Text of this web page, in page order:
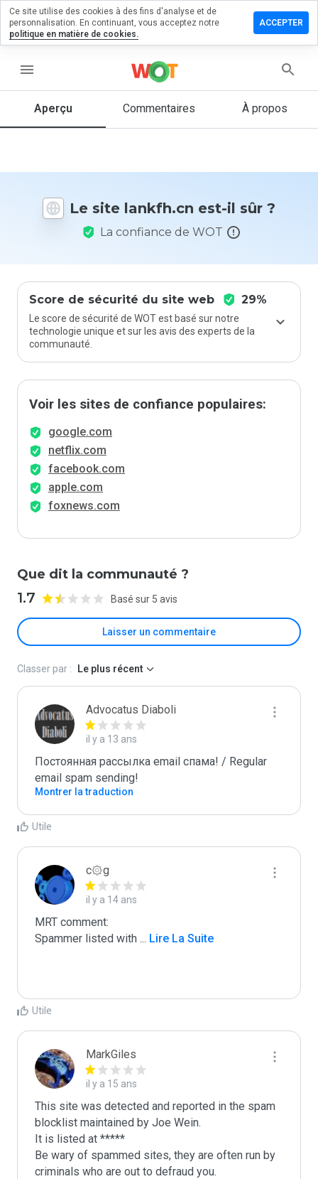
menu
Aperçu Commentaires À propos
Le site lankfh.cn est-il sûr ?
La confiance de WOT
Score de sécurité du site web 29%
Le score de sécurité de WOT est basé sur notre
technologie unique et sur les avis des experts de la
communauté.
Voir les sites de confiance populaires:
google.com
netflix.com
facebook.com
apple.com
foxnews.com
Que dit la communauté ?
1.7 Basé sur 5 avis
Laisser un commentaire
un
Quelle
donneriez-
Classer par : Le plus récent
Advocatus Diaboli
il y a 13 ans
Постоянная рассылка email спама! / Regular
email spam sending!
Montrer la traduction
Utile
c۞g
il y a 14 ans
MRT comment:
Spammer listed with ... Lire La Suite
Utile
MarkGiles
il y a 15 ans
This site was detected and reported in the spam
blocklist maintained by Joe Wein.
It is listed at *****
Be wary of spammed sites, they are often run by
criminals who are out to defraud you.
Ce site utilise des cookies à des fins d'analyse et de
personnalisation. En continuant, vous acceptez notre
politique en matière de cookies.
ACCEPTER